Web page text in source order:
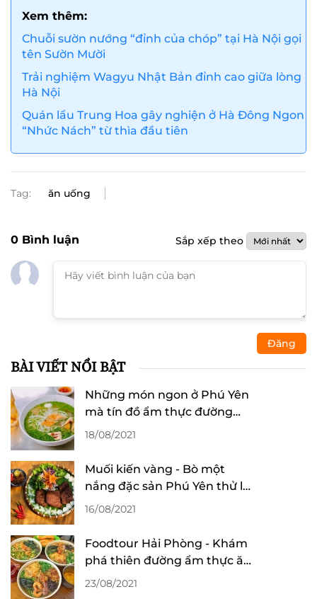
Xem thêm:
Chuỗi sườn nướng “đỉnh của chóp” tại Hà Nội gọi
tên Sườn Mười
Trải nghiệm Wagyu Nhật Bản đỉnh cao giữa lòng
Hà Nội
Quán lẩu Trung Hoa gây nghiện ở Hà Đông Ngon
“Nhức Nách” từ thìa đầu tiên
Tag: ăn uống
0 Bình luận Sắp xếp theo
Đăng
BÀI VIẾT NỔI BẬT
Những món ngon ở Phú Yên
mà tín đồ ẩm thực đường
phố nhất định phải thử
18/08/2021
Muối kiến vàng - Bò một
nắng đặc sản Phú Yên thử là
mê
16/08/2021
Foodtour Hải Phòng - Khám
phá thiên đường ẩm thực ăn
hoài không chán
23/08/2021